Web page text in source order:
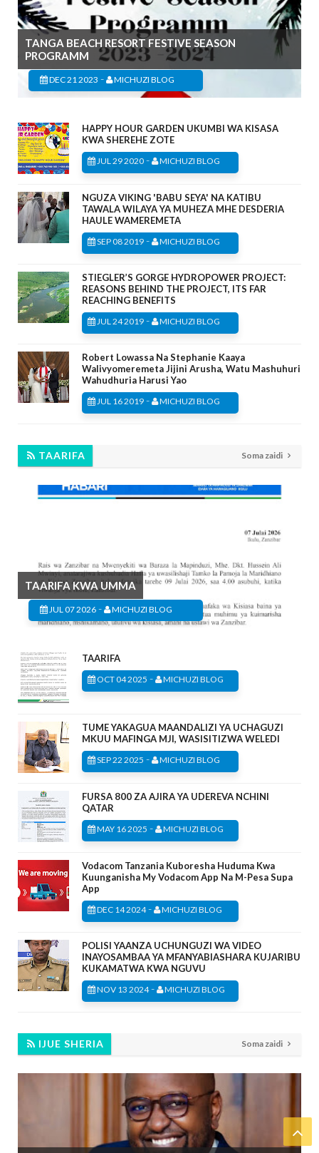
TANGA BEACH RESORT FESTIVE SEASON
PROGRAMM
DEC 21 2023 - MICHUZI BLOG
HAPPY HOUR GARDEN UKUMBI WA KISASA
KWA SHEREHE ZOTE
JUL 29 2020 - MICHUZI BLOG
NGUZA VIKING 'BABU SEYA' NA KATIBU
TAWALA WILAYA YA MUHEZA MHE DESDERIA
HAULE WAMEREMETA
SEP 08 2019 - MICHUZI BLOG
STIEGLER’S GORGE HYDROPOWER PROJECT:
REASONS BEHIND THE PROJECT, ITS FAR
REACHING BENEFITS
JUL 24 2019 - MICHUZI BLOG
Robert Lowassa Na Stephanie Kaaya
Walivyomeremeta Jijini Arusha, Watu Mashuhuri
Wahudhuria Harusi Yao
JUL 16 2019 - MICHUZI BLOG
TAARIFA Soma zaidi
TAARIFA KWA UMMA
JUL 07 2026 - MICHUZI BLOG
TAARIFA
OCT 04 2025 - MICHUZI BLOG
TUME YAKAGUA MAANDALIZI YA UCHAGUZI
MKUU MAFINGA MJI, WASISITIZWA WELEDI
SEP 22 2025 - MICHUZI BLOG
FURSA 800 ZA AJIRA YA UDEREVA NCHINI
QATAR
MAY 16 2025 - MICHUZI BLOG
Vodacom Tanzania Kuboresha Huduma Kwa
Kuunganisha My Vodacom App Na M-Pesa Supa
App
DEC 14 2024- MICHUZI BLOG
POLISI YAANZA UCHUNGUZI WA VIDEO
INAYOSAMBAA YA MFANYABIASHARA KUJARIBU
KUKAMATWA KWA NGUVU
NOV 13 2024- MICHUZI BLOG
IJUE SHERIA Soma zaidi